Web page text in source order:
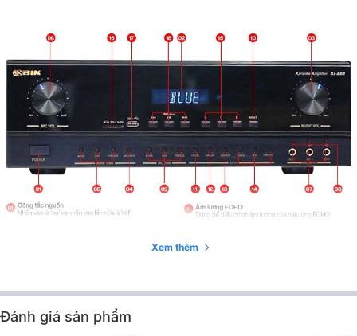
Chất liệu Vỏ kim loại
Phân khúc Tiêu chuẩn
Công nghệ Echo Full Digital, mạch chống hú tự động
THD+N 0.08%
Ngõ vào Mic 5 cổng
Kích thước
430 (Rộng) x 148 (Cao) x 327
(Sâu) mm
Xem thêm
Đánh giá sản phẩm